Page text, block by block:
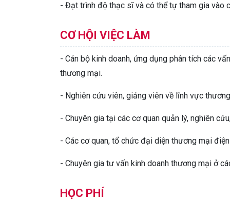
- Đạt trình độ thạc sĩ và có thể tự tham gia vào
CƠ HỘI VIỆC LÀM
- Cán bộ kinh doanh, ứng dụng phân tích các
thương mại.
- Nghiên cứu viên, giảng viên về lĩnh vực
- Chuyên gia tại các cơ quan quản lý, nghiên
- Các cơ quan, tổ chức đại diện thương mại
- Chuyên gia tư vấn kinh doanh thương mại ở
HỌC PHÍ